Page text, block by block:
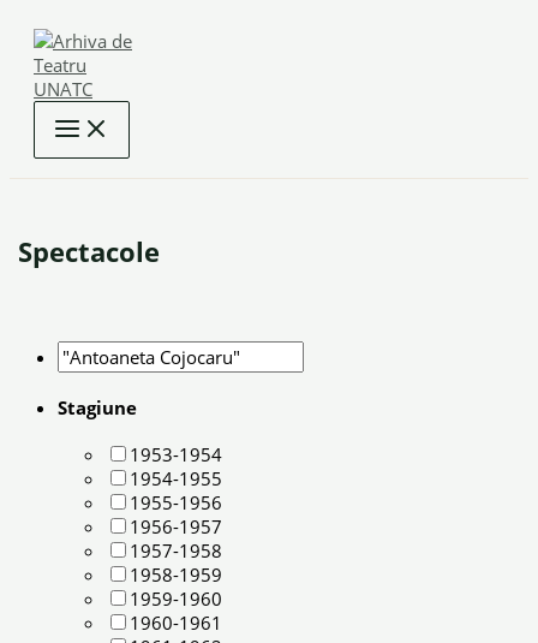
content
Spectacole
Stagiune
1953-1954
1954-1955
1955-1956
1956-1957
1957-1958
1958-1959
1959-1960
1960-1961